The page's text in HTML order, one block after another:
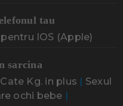
tau
pentru IOS (Apple)
sarcina
Cate Kg. in plus | Sexul
ochi bebe |